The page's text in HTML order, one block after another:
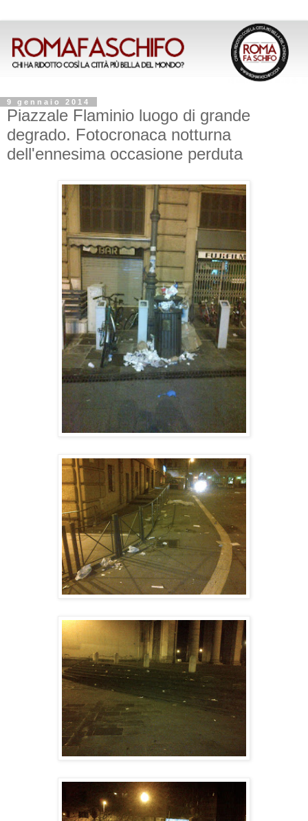
9 gennaio 2014
Piazzale Flaminio luogo di grande
degrado. Fotocronaca notturna
dell'ennesima occasione perduta